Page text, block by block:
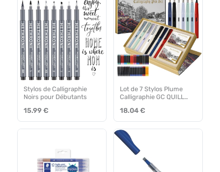
Stylos de Calligraphie
Noirs pour Débutants
15.99 €
Lot de 7 Stylos Plume
Calligraphie GC QUILL
Cartouches
18.04 €